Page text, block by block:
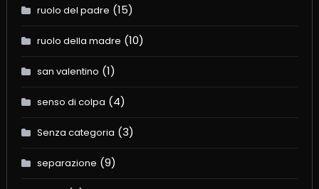
ruolo del padre (15)
ruolo della madre (10)
san valentino (1)
senso di colpa (4)
Senza categoria (3)
separazione (9)